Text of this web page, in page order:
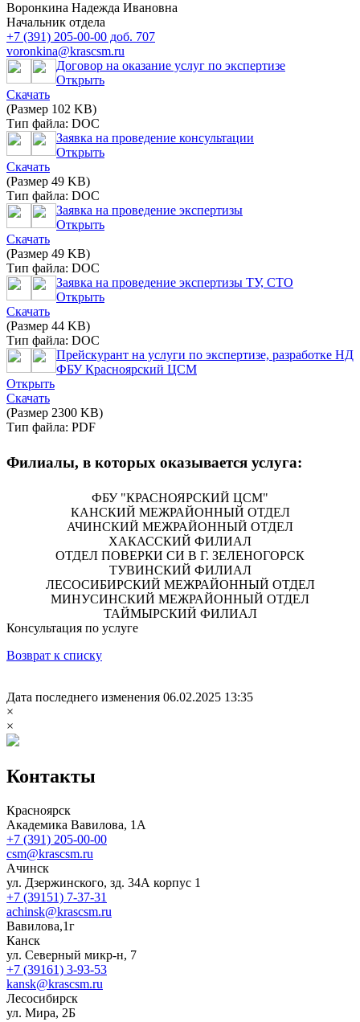
Воронкина Надежда Ивановна
Начальник отдела
+7 (391) 205-00-00 доб. 707
voronkina@krascsm.ru
Договор на оказание услуг по экспертизе
Открыть
Скачать
(Размер 102 KB)
Тип файла: DOC
Заявка на проведение консультации
Открыть
Скачать
(Размер 49 KB)
Тип файла: DOC
Заявка на проведение экспертизы
Открыть
Скачать
(Размер 49 KB)
Тип файла: DOC
Заявка на проведение экспертизы ТУ, СТО
Открыть
Скачать
(Размер 44 KB)
Тип файла: DOC
Прейскурант на услуги по экспертизе, разработке НД
ФБУ Красноярский ЦСМ
Открыть
Скачать
(Размер 2300 KB)
Тип файла: PDF
Филиалы, в которых оказывается услуга:
ФБУ "КРАСНОЯРСКИЙ ЦСМ"
КАНСКИЙ МЕЖРАЙОННЫЙ ОТДЕЛ
АЧИНСКИЙ МЕЖРАЙОННЫЙ ОТДЕЛ
ХАКАССКИЙ ФИЛИАЛ
ОТДЕЛ ПОВЕРКИ СИ В Г. ЗЕЛЕНОГОРСК
ТУВИНСКИЙ ФИЛИАЛ
ЛЕСОСИБИРСКИЙ МЕЖРАЙОННЫЙ ОТДЕЛ
МИНУСИНСКИЙ МЕЖРАЙОННЫЙ ОТДЕЛ
ТАЙМЫРСКИЙ ФИЛИАЛ
Консультация по услуге
Возврат к списку
Дата последнего изменения 06.02.2025 13:35
×
×
Контакты
Красноярск
Академика Вавилова, 1А
+7 (391) 205-00-00
csm@krascsm.ru
Ачинск
ул. Дзержинского, зд. 34А корпус 1
+7 (39151) 7-37-31
achinsk@krascsm.ru
Вавилова,1г
Канск
ул. Северный микр-н, 7
+7 (39161) 3-93-53
kansk@krascsm.ru
Лесосибирск
ул. Мира, 2Б